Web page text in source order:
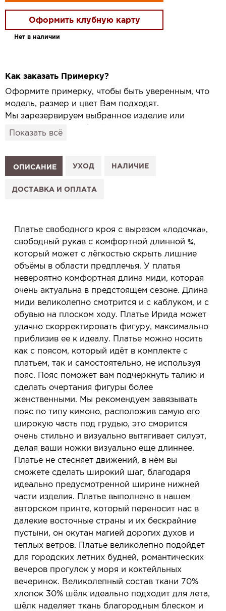
Оформить клубную карту
Нет в наличии
Как заказать Примерку?
Оформите примерку, чтобы быть уверенным, что
модель, размер и цвет Вам подходят.
Мы зарезервируем выбранное изделие или
привезём его в удобный для вас салон и
1. Выберите изделие на сайте.
2. Нажмите «Заказать примерку» и выберите салон.
3. Заполните форму и отправьте заявку.
Услуга бесплатная и ни к чему не обязывает: Вы
примеряете в салоне и уже на месте решаете,
покупать или нет.
Планируйте визит в удобное для Вас время -
резерв действует 5 дней.
Показать всё
ОПИСАНИЕ УХОД НАЛИЧИЕ
ДОСТАВКА И ОПЛАТА
Платье свободного кроя с вырезом «лодочка»,
свободный рукав с комфортной длинной ¾,
который может с лёгкостью скрыть лишние
объёмы в области предплечья. У платья
невероятно комфортная длина миди, которая
очень актуальна в предстоящем сезоне. Длина
миди великолепно смотрится и с каблуком, и с
обувью на плоском ходу. Платье Ирида может
удачно скорректировать фигуру, максимально
приблизив ее к идеалу. Платье можно носить
как с поясом, который идёт в комплекте с
платьем, так и самостоятельно, не используя
пояс. Пояс поможет вам подчеркнуть талию и
сделать очертания фигуры более
женственными. Мы рекомендуем завязывать
пояс по типу кимоно, расположив самую его
широкую часть под грудью, это сморится
очень стильно и визуально вытягивает силуэт,
делая ваши ножки визуально еще длиннее.
Платье не стесняет движений, в нём вы
сможете сделать широкий шаг, благодаря
идеально предусмотренной ширине нижней
части изделия. Платье выполнено в нашем
авторском принте, который переносит нас в
далекие восточные страны и их бескрайние
пустыни, он окутан магией дорогих духов и
теплых ветров. Платье великолепно подойдет
для городских летних будней, романтических
вечеров прогулок у моря и коктейльных
вечеринок. Великолепный состав ткани 70%
хлопок 30% шёлк идеально подходит для лета,
шёлк наделяет ткань благородным блеском и